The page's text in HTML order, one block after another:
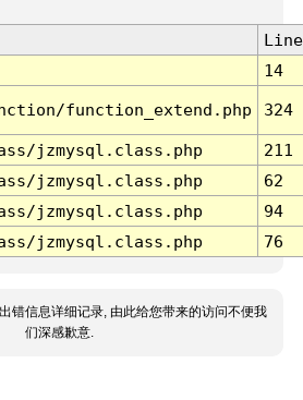
Line
14
function_extend.php 324
jzmysql.class.php
211
jzmysql.class.php
62
jzmysql.class.php
94
jzmysql.class.php 76
错信息详细记录, 由此给您带来的访问不便我
们深感歉意.